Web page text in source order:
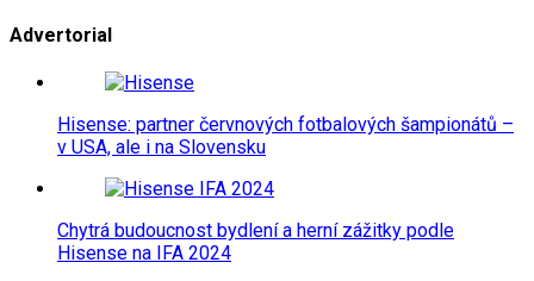
Advertorial
Hisense: partner červnových fotbalových šampionátů –
v USA, ale i na Slovensku
Chytrá budoucnost bydlení a herní zážitky podle
Hisense na IFA 2024